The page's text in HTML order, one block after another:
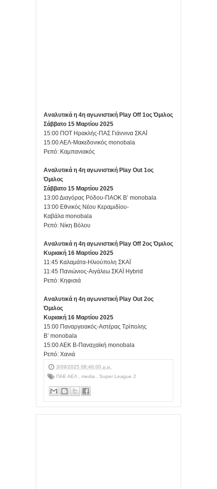
Αναλυτικά η 4η αγωνιστική Play Off 1ος Όμιλος
Σάββατο 15 Μαρτίου 2025
15:00 ΠΟΤ Ηρακλής-ΠΑΣ Γιάννινα ΣΚΑΪ
15:00 ΑΕΛ-Μακεδονικός monobala
Ρεπό: Καμπανιακός
Αναλυτικά η 4η αγωνιστική Play Out 1ος
Όμιλος
Σάββατο 15 Μαρτίου 2025
13:00 Διαγόρας Ρόδου-ΠΑΟΚ Β’ monobala
13:00 Εθνικός Νέου Κεραμιδίου-
Καβάλα monobala
Ρεπό: Νίκη Βόλου
Αναλυτικά η 4η αγωνιστική Play Off 2ος Όμιλος
Κυριακή 16 Μαρτίου 2025
11:45 Καλαμάτα-Ηλιούπολη ΣΚΑΪ
11:45 Πανιώνιος-Αιγάλεω ΣΚΑΪ Hybrid
Ρεπό: Κηφισιά
Αναλυτικά η 4η αγωνιστική Play Out 2ος
Όμιλος
Κυριακή 16 Μαρτίου 2025
15:00 Παναργειακός-Αστέρας Τρίπολης
B’ monobala
15:00 ΑΕΚ Β-Παναχαϊκή monobala
Ρεπό: Χανιά
3/09/2025 08:46:00 μ.μ.
ΠΑΕ ΑΕΛ , media , Super League 2